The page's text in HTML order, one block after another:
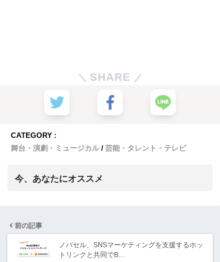
SHARE
CATEGORY :
舞台・演劇・ミュージカル
芸能・タレント・テレビ
今、あなたにオススメ
前の記事
ノバセル、SNSマーケティングを支援するホッ
トリンクと共同でB…